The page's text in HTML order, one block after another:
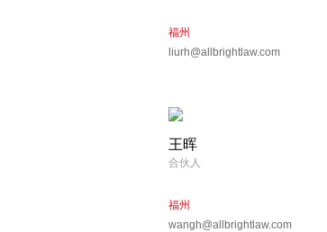
福州
liurh@allbrightlaw.com
王晖
合伙人
福州
wangh@allbrightlaw.com